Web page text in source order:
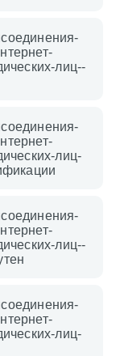
лиц--
лиц-
лиц--
лиц-